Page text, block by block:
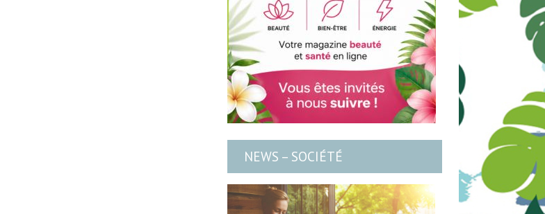
NEWS – SOCIÉTÉ